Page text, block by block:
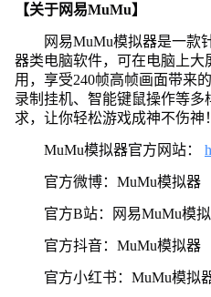
【关于网易MuMu】
网易MuMu模拟器是一款
器类电脑软件，可在电脑上
用，享受240帧高帧画面带来
录制挂机、智能键鼠操作等
求，让你轻松游戏成神不伤神！
MuMu模拟器官方网站：
官方微博：MuMu模拟器
官方B站：网易MuMu模
官方抖音：MuMu模拟器
官方小红书：MuMu模拟